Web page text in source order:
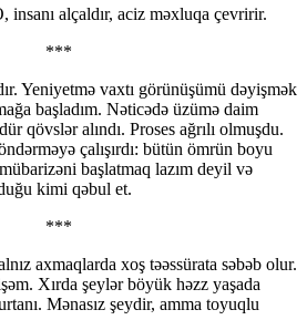
alçaldır, aciz məxluqa çevririr.
***
Yeniyetmə vaxtı görünüşümü dəyişmək
başladım. Nəticədə üzümə daim
qövslər alındı. Proses ağrılı olmuşdu.
çalışırdı: bütün ömrün boyu
başlatmaq lazım deyil və
kimi qəbul et.
***
axmaqlarda xoş təəssürata səbəb olur.
Xırda şeylər böyük həzz yaşada
Mənasız şeydir, amma toyuqlu